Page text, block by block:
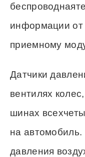
информации от
приемному
Датчики
вентилях
шинах
на автомобиль.
давления